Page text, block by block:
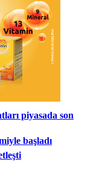
piyasada son
başladı